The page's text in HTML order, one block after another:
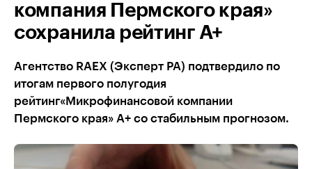
компания Пермского края»
сохранила рейтинг А+
Агентство RAEX (Эксперт РА) подтвердило по
итогам первого полугодия
рейтинг«Микрофинансовой компании
Пермского края» А+ со стабильным прогнозом.